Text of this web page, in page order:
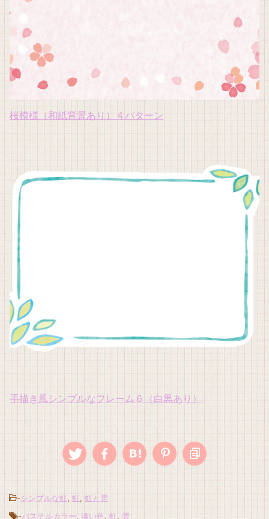
桜模様（和紙背景あり）４パターン
手描き風シンプルなフレーム６（白黒あり）
-シンプルな虹, 虹, 虹と雲
-パステルカラー, 淡い色, 虹, 雲